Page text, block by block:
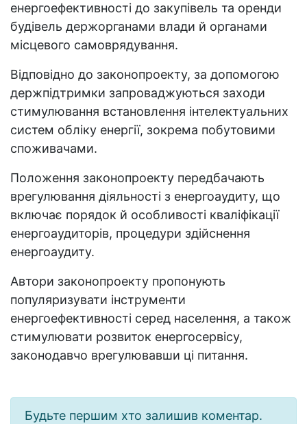
енергоефективності до закупівель та оренди
будівель держорганами влади й органами
місцевого самоврядування.
Відповідно до законопроекту, за допомогою
держпідтримки запроваджуються заходи
стимулювання встановлення інтелектуальних
систем обліку енергії, зокрема побутовими
споживачами.
Положення законопроекту передбачають
врегулювання діяльності з енергоаудиту, що
включає порядок й особливості кваліфікації
енергоаудиторів, процедури здійснення
енергоаудиту.
Автори законопроекту пропонують
популяризувати інструменти
енергоефективності серед населення, а також
стимулювати розвиток енергосервісу,
законодавчо врегулювавши ці питання.
Будьте першим хто залишив коментар.